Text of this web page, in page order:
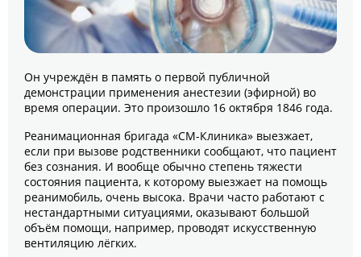
Он учреждён в память о первой публичной
демонстрации применения анестезии (эфирной) во
время операции. Это произошло 16 октября 1846 года.
Реанимационная бригада «СМ-Клиника» выезжает,
если при вызове родственники сообщают, что пациент
без сознания. И вообще обычно степень тяжести
состояния пациента, к которому выезжает на помощь
реанимобиль, очень высока. Врачи часто работают с
нестандартными ситуациями, оказывают большой
объём помощи, например, проводят искусственную
вентиляцию лёгких.